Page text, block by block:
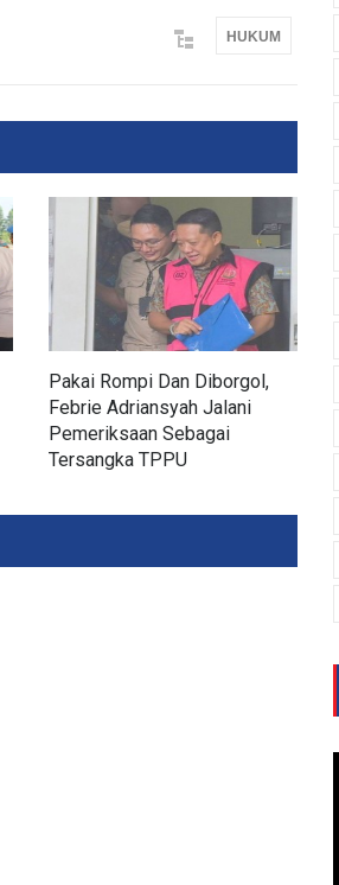
HUKUM
Pakai Rompi Dan Diborgol,
Febrie Adriansyah Jalani
Pemeriksaan Sebagai
Tersangka TPPU